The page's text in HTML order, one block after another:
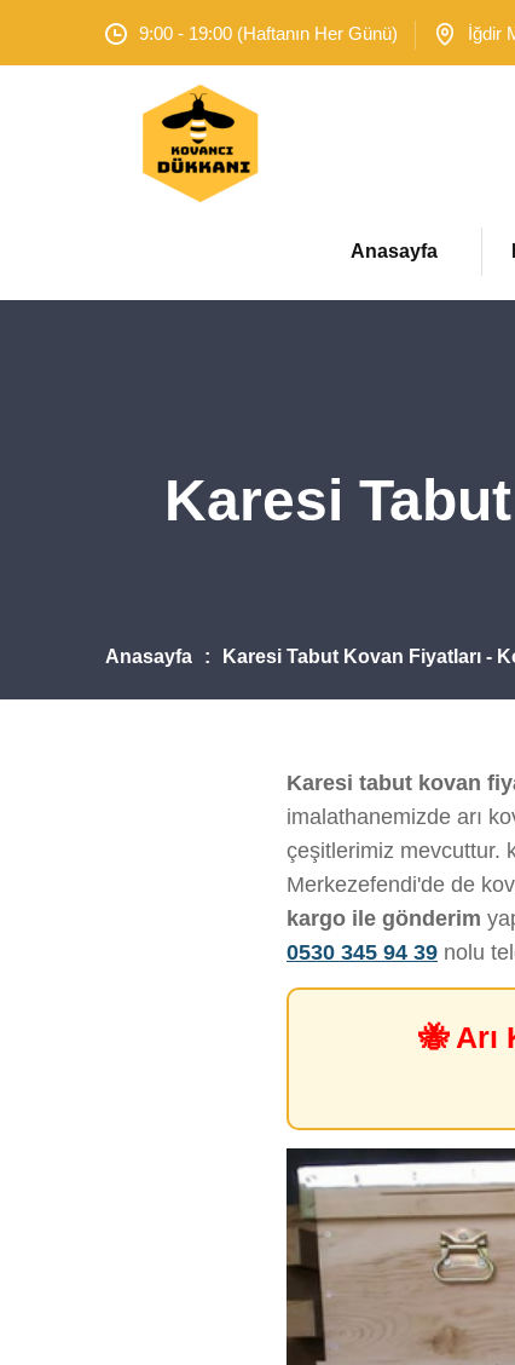
9:00 - 19:00 (Haftanın Her Günü) İğdir
Anasayfa
Karesi
Anasayfa Karesi Tabut Kovan Fiyatları -
Karesi tabut kovan
imalathanemizde arı
çeşitlerimiz mevcuttur.
Merkezefendi'de de
kargo ile gönderim
0530 345 94 39 nolu
🐝 Arı